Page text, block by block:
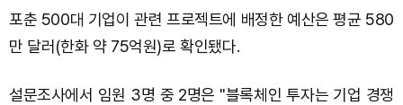
포춘 500대 기업이 관련 프로젝트에 배정한 예산은 평균 580
만 달러(한화 약 75억원)로 확인됐다.
설문조사에서 임원 3명 중 2명은 "블록체인 투자는 기업 경쟁